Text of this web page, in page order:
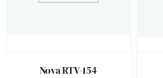
Nova RTV-154